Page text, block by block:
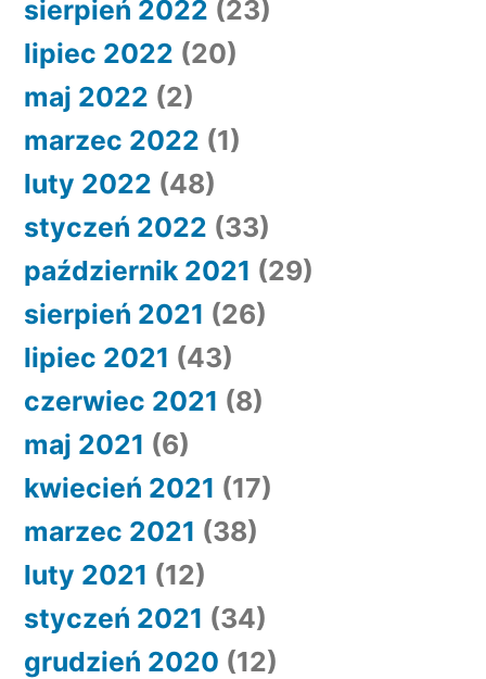
sierpień 2022 (23)
lipiec 2022 (20)
maj 2022 (2)
marzec 2022 (1)
luty 2022 (48)
styczeń 2022 (33)
październik 2021 (29)
sierpień 2021 (26)
lipiec 2021 (43)
czerwiec 2021 (8)
maj 2021 (6)
kwiecień 2021 (17)
marzec 2021 (38)
luty 2021 (12)
styczeń 2021 (34)
grudzień 2020 (12)